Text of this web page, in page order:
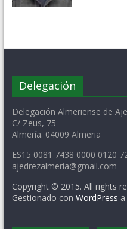
Delegación
Delegación Almeriense de
C/ Zeus, 75
Almería. 04009 Almeria
ES15 0081 7438 0000 0120
ajedrezalmeria@gmail.com
Copyright © 2015. All rights
Gestionado con WordPress